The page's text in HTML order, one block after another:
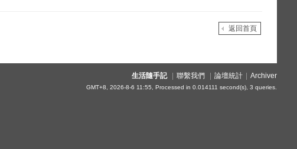
返回首頁
生活隨手記 聯繫我們 論壇統計 Archiver
GMT+8, 2026-8-6 11:55,Processed in 0.014111 second(s), 3 queries